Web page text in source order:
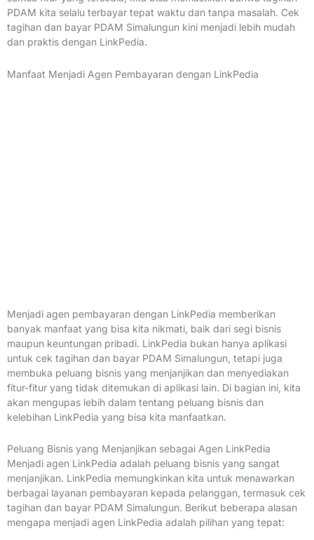
PDAM kita selalu terbayar tepat waktu dan tanpa masalah. Cek
tagihan dan bayar PDAM Simalungun kini menjadi lebih mudah
dan praktis dengan LinkPedia.
Manfaat Menjadi Agen Pembayaran dengan LinkPedia
Menjadi agen pembayaran dengan LinkPedia memberikan
banyak manfaat yang bisa kita nikmati, baik dari segi bisnis
maupun keuntungan pribadi. LinkPedia bukan hanya aplikasi
untuk cek tagihan dan bayar PDAM Simalungun, tetapi juga
membuka peluang bisnis yang menjanjikan dan menyediakan
fitur-fitur yang tidak ditemukan di aplikasi lain. Di bagian ini, kita
akan mengupas lebih dalam tentang peluang bisnis dan
kelebihan LinkPedia yang bisa kita manfaatkan.
Peluang Bisnis yang Menjanjikan sebagai Agen LinkPedia
Menjadi agen LinkPedia adalah peluang bisnis yang sangat
menjanjikan. LinkPedia memungkinkan kita untuk menawarkan
berbagai layanan pembayaran kepada pelanggan, termasuk cek
tagihan dan bayar PDAM Simalungun. Berikut beberapa alasan
mengapa menjadi agen LinkPedia adalah pilihan yang tepat: